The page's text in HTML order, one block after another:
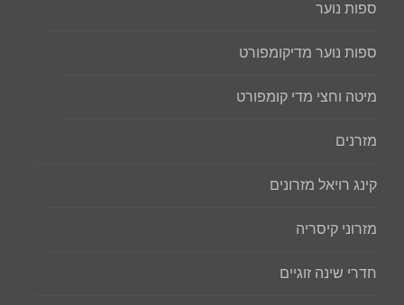
ספות נוער
ספות נוער מדיקומפורט
מיטה וחצי מדי קומפורט
מזרנים
קינג רויאל מזרונים
מזרוני קיסריה
חדרי שינה זוגיים